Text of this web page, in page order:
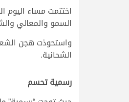
السمو والمعالي
واستحوذت هجن
الشحانية.
رسمية تحسم